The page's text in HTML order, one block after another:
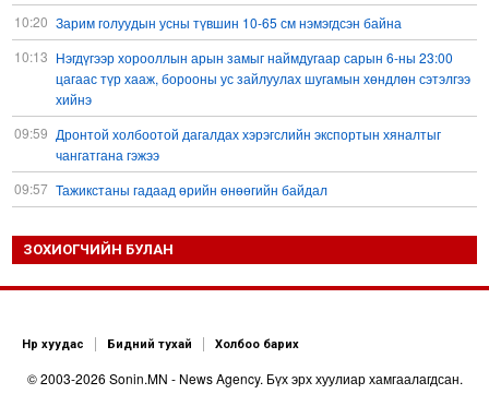
10:20 Зарим голуудын усны түвшин 10-65 см нэмэгдсэн байна
10:13 Нэгдүгээр хорооллын арын замыг наймдугаар сарын 6-ны 23:00
цагаас түр хааж, борооны ус зайлуулах шугамын хөндлөн сэтэлгээ
хийнэ
09:59 Дронтой холбоотой дагалдах хэрэгслийн экспортын хяналтыг
чангатгана гэжээ
09:57 Тажикстаны гадаад өрийн өнөөгийн байдал
09:22 Үндсэн хууль зөрчсөн Х.Булгантуяа, үндэсний эв нэгдэлд
Омантай тохиролцоонд хүрчээ
Оюу толгойгоос “Рио Тинто” ашиг хүртэж эхэлсэн ч Монгол Улс өр
ЗОХИОГЧИЙН БУЛАН
Нүүр хуудас Бидний тухай Холбоо барих
© 2003-2026 Sonin.MN - News Agency. Бүх эрх хуулиар хамгаалагдсан.